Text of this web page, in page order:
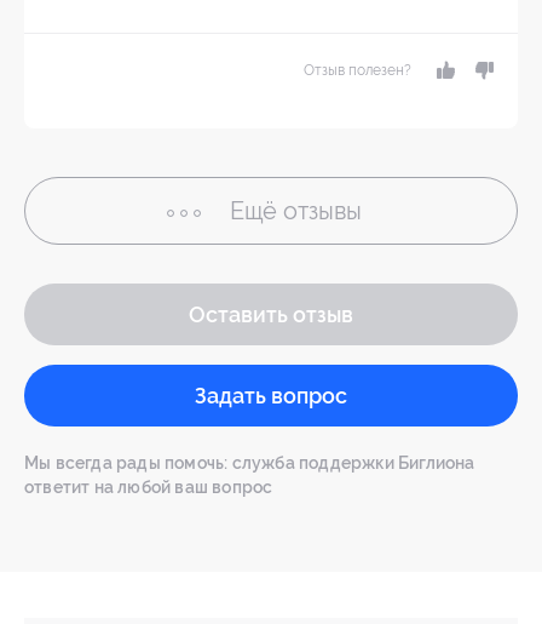
Отзыв полезен?
Ещё отзывы
Оставить отзыв
Задать вопрос
Мы всегда рады помочь: служба поддержки Биглиона
ответит на любой ваш вопрос